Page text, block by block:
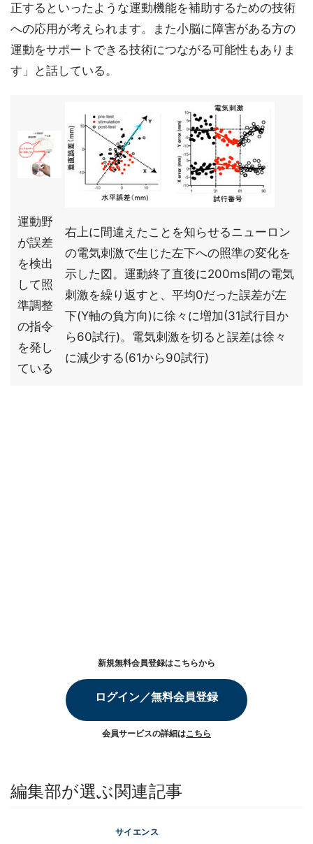
正するといったような運動機能を補助するための技術
への応用が考えられます。また小脳に障害がある方の
運動をサポートできる技術につながる可能性もありま
す」と話している。
運動野
が誤差
を検出
して照
準調整
の指令
を発し
ている
右上に間違えたことを知らせるニューロン
の電気刺激で生じた左下への照準の変化を
示した図。運動終了直後に200ms間の電気
刺激を繰り返すと、平均0だった誤差が左
下(Y軸の負方向)に徐々に増加(31試行目か
ら60試行)。電気刺激を切ると誤差は徐々
に減少する(61から90試行)
新規無料会員登録はこちらから
ログイン／無料会員登録
会員サービスの詳細はこちら
編集部が選ぶ関連記事
サイエンス